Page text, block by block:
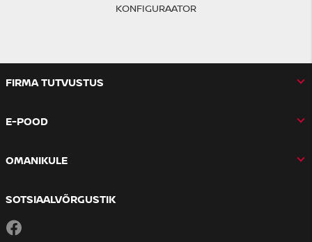
KONFIGURAATOR
FIRMA TUTVUSTUS
E-POOD
OMANIKULE
SOTSIAALVÕRGUSTIK